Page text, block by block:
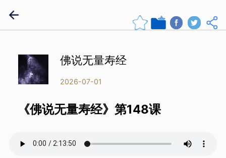
佛说无量寿经
2026-07-01
《佛说无量寿经》第148课